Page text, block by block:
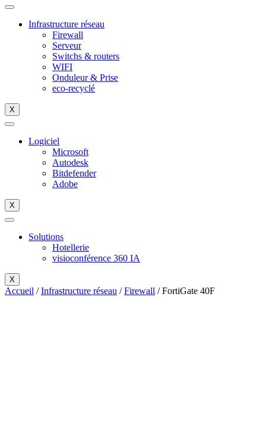
Infrastructure réseau
Firewall
Serveur
Switchs & routers
WIFI
Onduleur & Prise
eco-recyclé
X
Logiciel
Microsoft
Autodesk
Bitdefender
Adobe
X
Solutions
Hotellerie
visioconférence 360 IA
X
Accueil /Infrastructure réseau /Firewall / FortiGate 40F